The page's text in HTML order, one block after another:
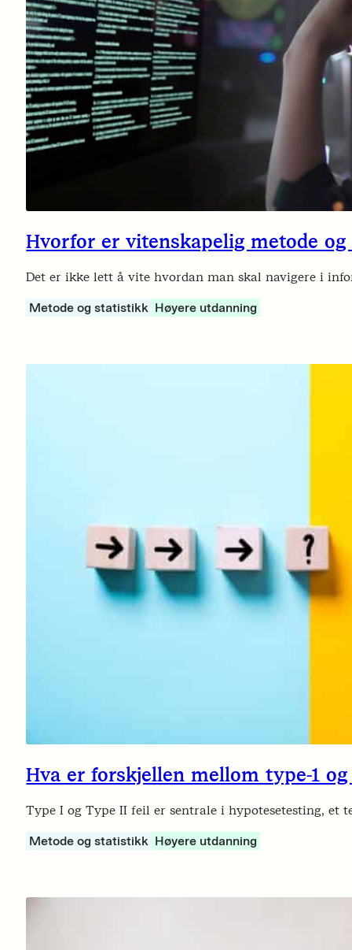
Hvorfor er vitenskapelig metode
Det er ikke lett å vite hvordan man skal navigere i
Metode og statistikk Høyere utdanning
Hva er forskjellen mellom type-1
Type I og Type II feil er sentrale i hypotesetesting, et
Metode og statistikk Høyere utdanning